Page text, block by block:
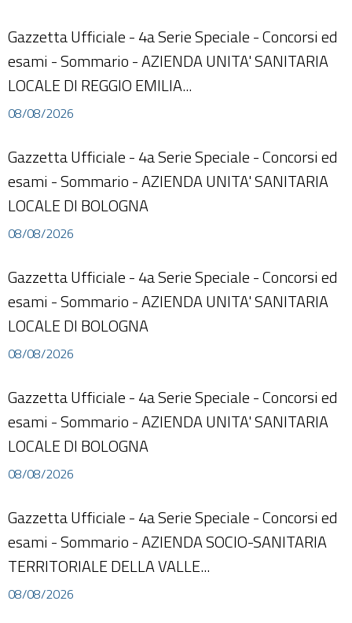
Gazzetta Ufficiale - 4a Serie Speciale - Concorsi ed
esami - Sommario - AZIENDA UNITA' SANITARIA
LOCALE DI REGGIO EMILIA...
08/08/2026
Gazzetta Ufficiale - 4a Serie Speciale - Concorsi ed
esami - Sommario - AZIENDA UNITA' SANITARIA
LOCALE DI BOLOGNA
08/08/2026
Gazzetta Ufficiale - 4a Serie Speciale - Concorsi ed
esami - Sommario - AZIENDA UNITA' SANITARIA
LOCALE DI BOLOGNA
08/08/2026
Gazzetta Ufficiale - 4a Serie Speciale - Concorsi ed
esami - Sommario - AZIENDA UNITA' SANITARIA
LOCALE DI BOLOGNA
08/08/2026
Gazzetta Ufficiale - 4a Serie Speciale - Concorsi ed
esami - Sommario - AZIENDA SOCIO-SANITARIA
TERRITORIALE DELLA VALLE...
08/08/2026